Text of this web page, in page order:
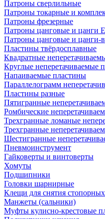
Патроны сверлильные
Патроны токарные и
Патроны фрезерные
Патроны цанговые и цанги
Патроны цанговые и цанги-
Пластины твёрдосплавные
Квадратные
Круглые неперетачиваемые
Напаиваемые пластины
Параллелограмм
Пластины разные
Пятигранные
Ромбические
Трехгранные ломаные
Трехгранные
Шестигранные
Пневмоинструмент
Гайковерты и винтоверты
Хомуты
Подшипники
Головки шарнирные
Клещи для снятия
Манжеты (сальники)
Муфты кулисно-крестовые